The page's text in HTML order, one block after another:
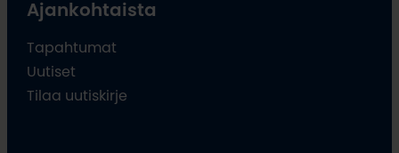
Ajankohtaista
Tapahtumat
Uutiset
Tilaa uutiskirje